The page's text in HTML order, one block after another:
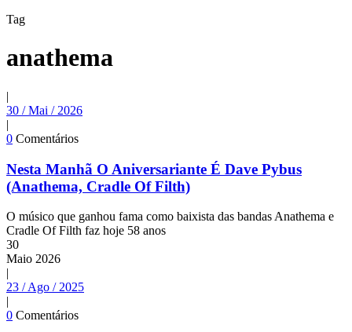
Tag
anathema
|
30 / Mai / 2026
|
0 Comentários
Nesta Manhã O Aniversariante É Dave Pybus
(Anathema, Cradle Of Filth)
O músico que ganhou fama como baixista das bandas Anathema e
Cradle Of Filth faz hoje 58 anos
30
Maio 2026
|
23 / Ago / 2025
|
0 Comentários